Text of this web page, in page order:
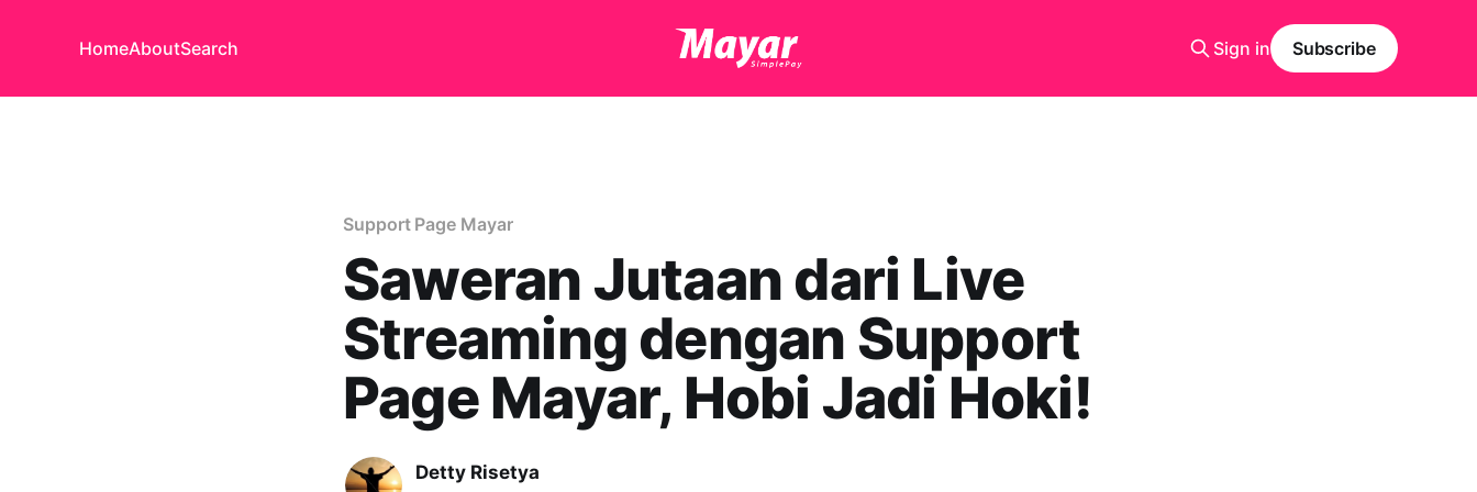
HomeAboutSearch Sign in Subscribe
Support Page Mayar
Saweran Jutaan dari Live
Streaming dengan Support
Page Mayar, Hobi Jadi Hoki!
Detty Risetya